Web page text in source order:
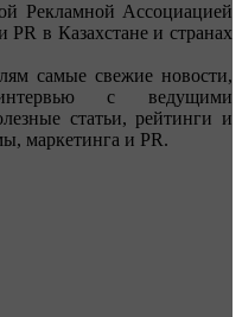
Рекламной Ассоциацией
в Казахстане и странах
самые свежие новости,
с ведущими
статьи, рейтинги и
маркетинга и PR.